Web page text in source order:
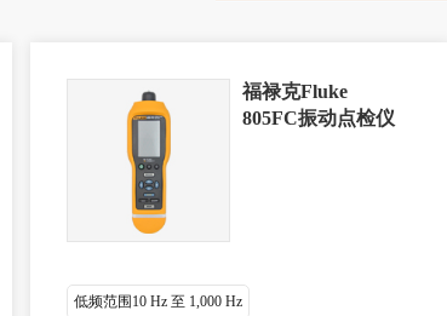
福禄克Fluke
805FC振动点检仪
低频范围10 Hz 至 1,000 Hz